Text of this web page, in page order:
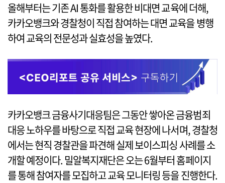
올해부터는 기존 AI 통화를 활용한 비대면 교육에 더해,
카카오뱅크와 경찰청이 직접 참여하는 대면 교육을 병행
하여 교육의 전문성과 실효성을 높였다.
카카오뱅크 금융사기대응팀은 그동안 쌓아온 금융범죄
대응 노하우를 바탕으로 직접 교육 현장에 나서며, 경찰청
에서는 현직 경찰관을 파견해 실제 보이스피싱 사례를 소
개할 예정이다. 밀알복지재단은 오는 6월부터 홈페이지
를 통해 참여자를 모집하고 교육 모니터링 등을 진행한다.